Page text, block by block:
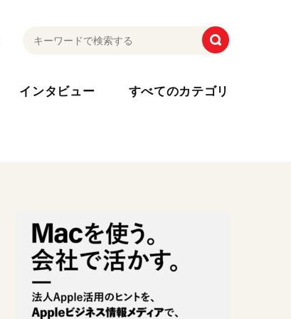
インタビュー すべてのカテゴリ